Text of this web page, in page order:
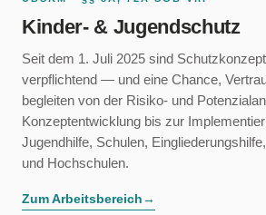
Kinder- & Jugendschutz
Seit dem 1. Juli 2025 sind
verpflichtend — und eine Chance,
begleiten von der Risiko- und
Konzeptentwicklung bis zur
Jugendhilfe, Schulen,
und Hochschulen.
Zum Arbeitsbereich→